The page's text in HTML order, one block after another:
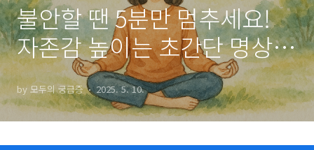
불안할 땐 5분만 멈추세요!
자존감 높이는 초간단 명상·
호흡법 가이드 (자존감 높이
는 방법, 자존감 수업, 자존감
향상, 자존감 회복)
by 모두의 궁금증 2025. 5. 10.